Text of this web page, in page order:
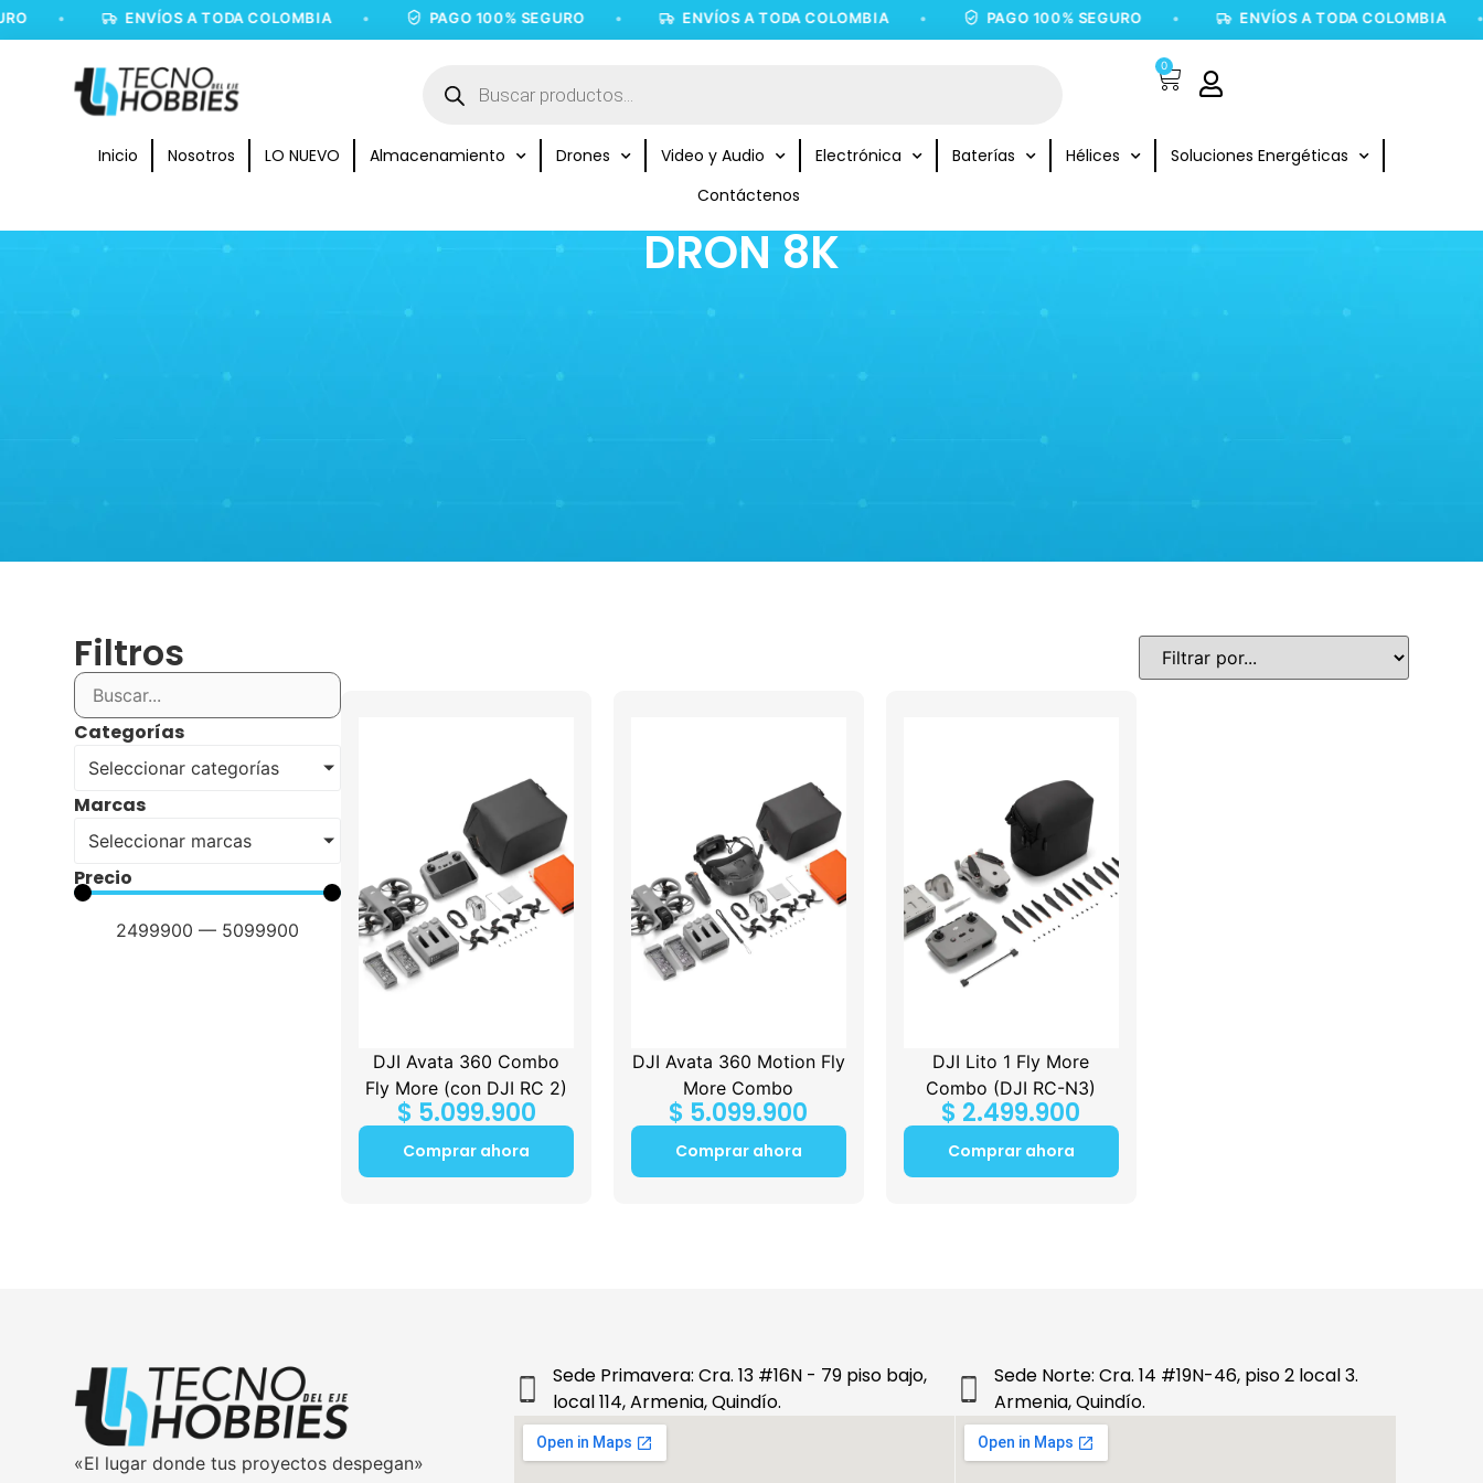
ENVÍOS A TODA COLOMBIA PAGO 100% SEGURO ENVÍOS A TODA COLOMBIA PAGO 100% SEGURO ENVÍOS A TODA COLOMBIA
0
Inicio Nosotros LO NUEVO Almacenamiento Drones Video y Audio Electrónica Baterías Hélices
Soluciones Energéticas
Contáctenos
DRON 8K
Filtros
Categorías
Seleccionar categorías
Marcas
Seleccionar marcas
Precio
2499900 — 5099900
DJI Avata 360 Combo
Fly More (con DJI RC 2)
$ 5.099.900
Comprar ahora
DJI Avata 360 Motion Fly
More Combo
$ 5.099.900
Comprar ahora
DJI Lito 1 Fly More
Combo (DJI RC-N3)
$ 2.499.900
Comprar ahora
«El lugar donde tus proyectos despegan»
Sede Primavera: Cra. 13 #16N - 79 piso bajo,
local 114, Armenia, Quindío.
Sede Norte: Cra. 14 #19N-46, piso 2 local 3.
Armenia, Quindío.